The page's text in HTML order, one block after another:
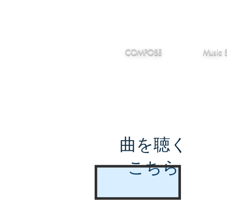
COMPOSE Music
曲を聴く
こちら